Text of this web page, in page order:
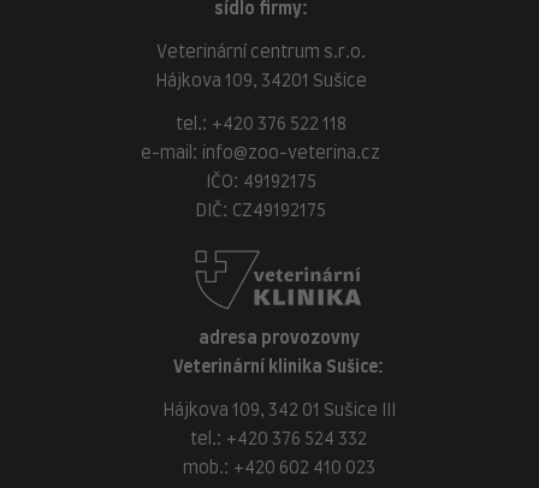
sídlo firmy:
Veterinární centrum s.r.o.
Hájkova 109, 34201 Sušice
tel.: +420 376 522 118
e-mail:
info@zoo-veterina.cz
IČO: 49192175
DIČ: CZ49192175
adresa provozovny
Veterinární klinika Sušice:
Hájkova 109, 342 01 Sušice III
tel.: +420 376 524 332
mob.: +420 602 410 023